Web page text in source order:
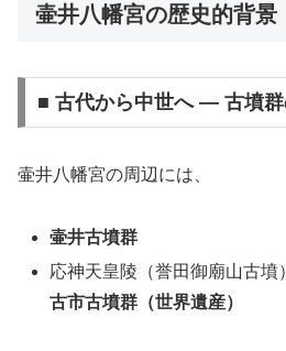
壷井八幡宮の歴史的背景
■ 古代から中世へ ― 古墳
壷井八幡宮の周辺には、
壷井古墳群
応神天皇陵（誉田御廟山古墳
古市古墳群（世界遺産）